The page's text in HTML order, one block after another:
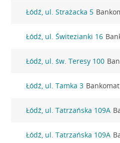
Łódź, ul. Strażacka 5
Łódź, ul. Świtezianki 16
Łódź, ul. św. Teresy 100
Łódź, ul. Tamka 3
Łódź, ul. Tatrzańska 109A
Łódź, ul. Tatrzańska 109A